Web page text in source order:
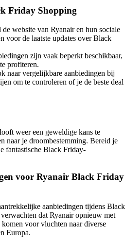
Friday Shopping
de website van Ryanair en hun sociale
voor de laatste updates over Black
zijn vaak beperkt beschikbaar,
profiteren.
naar vergelijkbare aanbiedingen bij
om te controleren of je de beste deal
weer een geweldige kans te
naar je droombestemming. Bereid je
fantastische Black Friday-
voor Ryanair Black Friday
aanbiedingen tijdens Black
dat Ryanair opnieuw met
voor vluchten naar diverse
Europa.